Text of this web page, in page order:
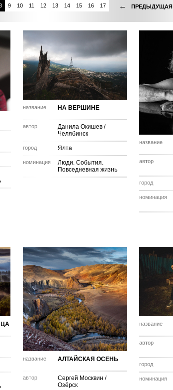
9 10 11 12 13 14 15 16 17 ← ПРЕДЫДУЩАЯ
название НА ВЕРШИНЕ
автор Данила Окишев /
Челябинск
город Ялта
номинация
Люди. События.
Повседневная жизнь
название
автор
город
номинация
название АЛТАЙСКАЯ ОСЕНЬ
автор Сергей Москвин /
Озёрск
название
автор
город
номинация